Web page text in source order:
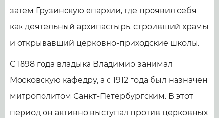
затем Грузинскую епархии, где проявил себя
как деятельный архипастырь, строивший храмы
и открывавший церковно-приходские школы.
С 1898 года владыка Владимир занимал
Московскую кафедру, а с 1912 года был назначен
митрополитом Санкт-Петербургским. В этот
период он активно выступал против церковных